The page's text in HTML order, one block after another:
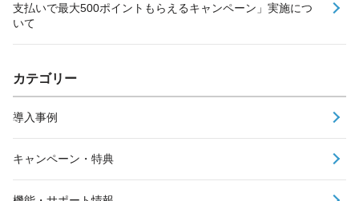
支払いで最大500ポイントもらえるキャンペーン」実施につ
いて
カテゴリー
導入事例
キャンペーン・特典